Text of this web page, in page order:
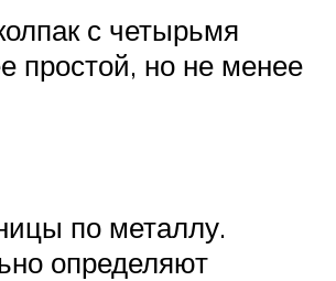
с четырьмя
простой, но не менее
по металлу.
определяют